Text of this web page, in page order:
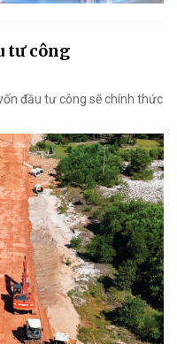
tư công
đầu tư công sẽ chính thức